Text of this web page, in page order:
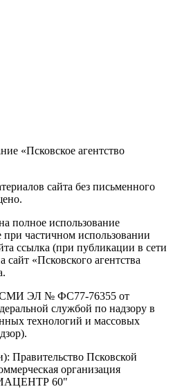
«Псковское агентство
сайта без письменного
полное использование
при частичном использовании
ссылка (при публикации в сети
«Псковского агентства
СМИ ЭЛ № ФС77-76355 от
службой по надзору в
технологий и массовых
Правительство Псковской
организация
60"